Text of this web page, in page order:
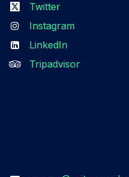
Twitter
Instagram
LinkedIn
Tripadvisor